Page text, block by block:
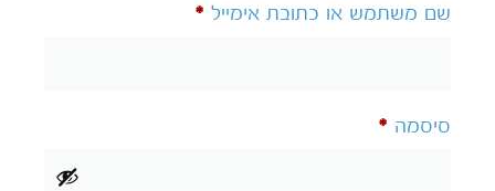
שם משתמש או כתובת אימייל *
סיסמה *